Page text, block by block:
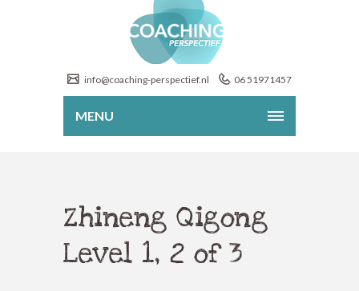
info@coaching-perspectief.nl 06 51971457
MENU
Zhineng Qigong
Level 1, 2 of 3